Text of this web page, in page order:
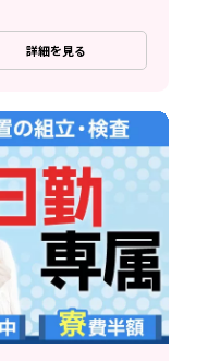
詳細を見る